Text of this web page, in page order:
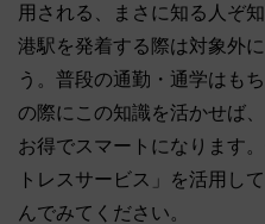
用される、まさに知る人ぞ
港駅を発着する際は対象外
う。普段の通勤・通学はも
の際にこの知識を活かせば
お得でスマートになります
トレスサービス」を活用し
んでみてください。